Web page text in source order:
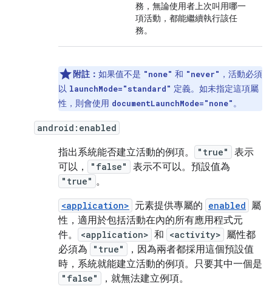
務，無論使用者上次叫用哪一
項活動，都能繼續執行該任
務。
附註： 如果值不是 "none" 和 "never" ，活動必須
以 launchMode="standard" 定義。如未指定這項屬
性，則會使用 documentLaunchMode="none"。
android:enabled
指出系統能否建立活動的例項。 "true"
表示
可以，
"false" 表示不可以。預設值為
"true" 。
<application> 元素提供專屬的 enabled 屬
性，適用於包括活動在內的所有應用程式元
件。
<application> 和 <activity> 屬性都
必須為
"true"
，因為兩者都採用這個預設值
時，系統就能建立活動的例項。只要其中一個是
"false" ，就無法建立例項。